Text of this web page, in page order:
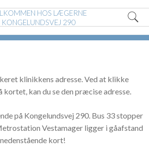
HOS LÆGERNE
KONGELUNDSVEJ 290
klinikkens adresse. Ved at klikke
kortet, kan du se den præcise adresse.
på Kongelundsvej 290. Bus 33 stopper
Vestamager ligger i gåafstand
kort!